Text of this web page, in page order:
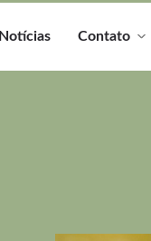
Notícias Contato